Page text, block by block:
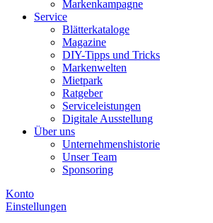
Markenkampagne
Service
Blätterkataloge
Magazine
DIY-Tipps und Tricks
Markenwelten
Mietpark
Ratgeber
Serviceleistungen
Digitale Ausstellung
Über uns
Unternehmenshistorie
Unser Team
Sponsoring
Konto
Einstellungen